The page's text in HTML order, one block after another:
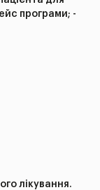
програми; -
лікування.